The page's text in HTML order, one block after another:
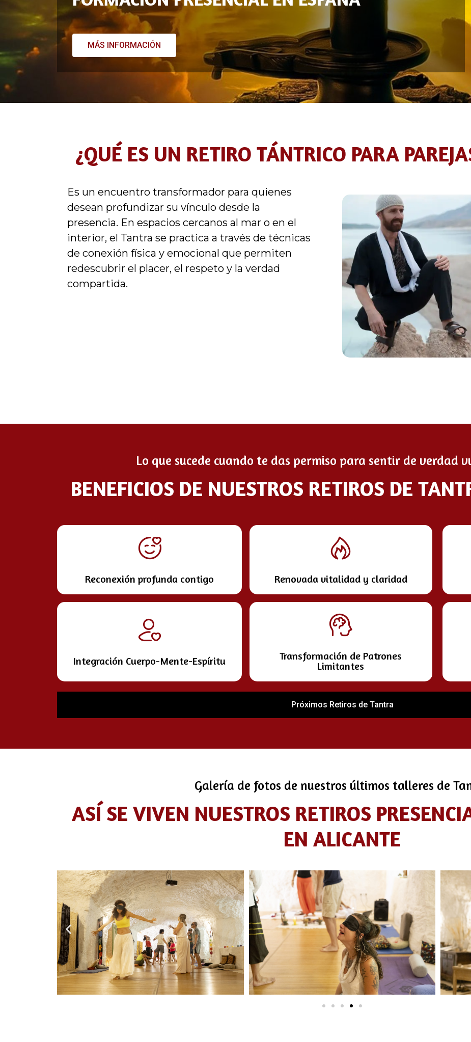
MÁS INFORMACIÓN
¿QUÉ ES UN RETIRO TÁNTRICO PARA
Es un encuentro transformador para quienes
desean profundizar su vínculo desde la
presencia. En espacios cercanos al mar o en el
interior, el Tantra se practica a través de técnicas
de conexión física y emocional que permiten
redescubrir el placer, el respeto y la verdad
compartida.
Lo que sucede cuando te das permiso para sentir de verdad
BENEFICIOS DE NUESTROS RETIROS DE
Reconexión profunda contigo Renovada vitalidad y claridad
Integración Cuerpo-Mente-Espíritu
Transformación de Patrones
Limitantes
Próximos Retiros de Tantra
Galería de fotos de nuestros últimos talleres de
ASÍ SE VIVEN NUESTROS RETIROS
EN ALICANTE